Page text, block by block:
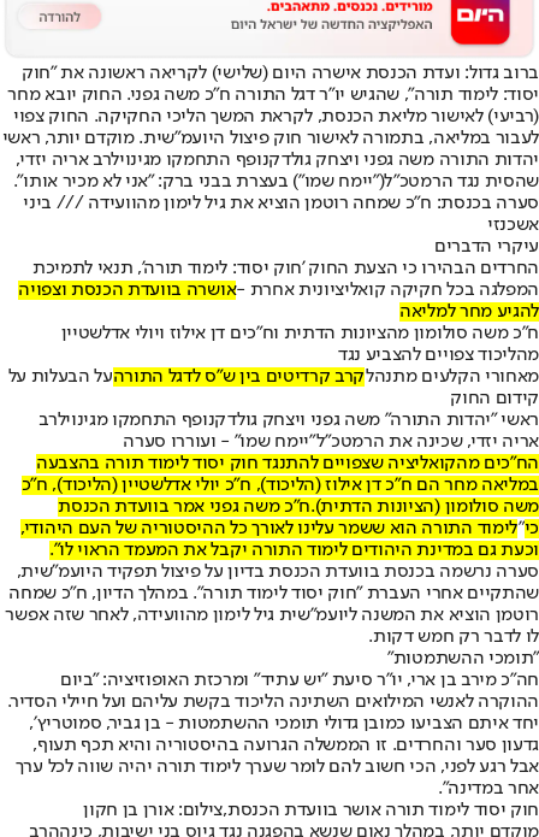
ברוב גדול: ועדת הכנסת אישרה היום (שלישי) לקריאה ראשונה את "חוק
יסוד: לימוד תורה", שהגיש יו"ר דגל התורה ח"כ משה גפני. החוק יובא מחר
(רביעי) לאישור מליאת הכנסת, לקראת המשך הליכי החקיקה. החוק צפוי
לעבור במליאה, בתמורה לאישור חוק פיצול היועמ"שית. מוקדם יותר, ראשי
יהדות התורה משה גפני ויצחק גולדקנופף התחמקו מגינוילרב אריה יזדי,
שהסית נגד הרמטכ"ל("יימח שמו") בעצרת בבני ברק: "אני לא מכיר אותו".
סערה בכנסת: ח"כ שמחה רוטמן הוציא את גיל לימון מהוועידה /// ביני
אשכנזי
עיקרי הדברים
החרדים הבהירו כי הצעת החוק 'חוק יסוד: לימוד תורה', תנאי לתמיכת
המפלגה בכל חקיקה קואליציונית אחרת -אושרה בוועדת הכנסת וצפויה
להגיע מחר למליאה
ח"כ משה סולומון מהציונות הדתית וח"כים דן אילוז ויולי אדלשטיין
מהליכוד צפויים להצביע נגד
מאחורי הקלעים מתנהלקרב קרדיטים בין ש"ס לדגל התורהעל הבעלות על
קידום החוק
ראשי "יהדות התורה" משה גפני ויצחק גולדקנופף התחמקו מגינוילרב
אריה יזדי, שכינה את הרמטכ"ל"יימח שמו" - ועוררו סערה
הח"כים מהקואליציה שצפויים להתנגד חוק יסוד לימוד תורה בהצבעה
במליאה מחר הם ח"כ דן אילוז (הליכוד), ח"כ יולי אדלשטיין (הליכוד), ח"כ
משה סולומון (הציונות הדתית).ח"כ משה גפני אמר בוועדת הכנסת
כי"לימוד התורה הוא ששמר עלינו לאורך כל ההיסטוריה של העם היהודי,
וכעת גם במדינת היהודים לימוד התורה יקבל את המעמד הראוי לו".
סערה נרשמה בכנסת בוועדת הכנסת בדיון על פיצול תפקיד היועמ"שית,
שהתקיים אחרי העברת "חוק יסוד לימוד תורה". במהלך הדיון, ח"כ שמחה
רוטמן הוציא את המשנה ליועמ"שית גיל לימון מהוועידה, לאחר שזה אפשר
לו לדבר רק חמש דקות.
"תומכי ההשתמטות"
חה"כ מירב בן ארי, יו"ר סיעת "יש עתיד" ומרכזת האופוזיציה: "ביום
ההוקרה לאנשי המילואים השתינה הליכוד בקשת עליהם ועל חיילי הסדיר.
‏יחד איתם הצביעו כמובן גדולי תומכי ההשתמטות - בן גביר, סמוטריץ׳,
גדעון סער והחרדים. ‏זו הממשלה הגרועה בהיסטוריה והיא תכף תעוף,
אבל רגע לפני, הכי חשוב להם לומר שערך לימוד תורה יהיה שווה לכל ערך
אחר במדינה".
חוק יסוד לימוד תורה אושר בוועדת הכנסת,צילום: אורן בן חקון
מוקדם יותר, במהלך נאום שנשא בהפגנה נגד גיוס בני ישיבות, כינההרב